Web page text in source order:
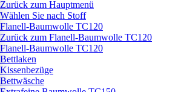
Zurück zum Hauptmenü
Wählen Sie nach Stoff
Flanell-Baumwolle TC120
Zurück zum Flanell-Baumwolle TC120
Flanell-Baumwolle TC120
Bettlaken
Kissenbezüge
Bettwäsche